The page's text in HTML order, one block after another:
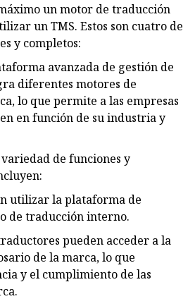
un motor de traducción
un TMS. Estos son cuatro de
y completos:
avanzada de gestión de
diferentes motores de
lo que permite a las empresas
en función de su industria y
de funciones y
utilizar la plataforma de
de traducción interno.
pueden acceder a la
de la marca, lo que
y el cumplimiento de las